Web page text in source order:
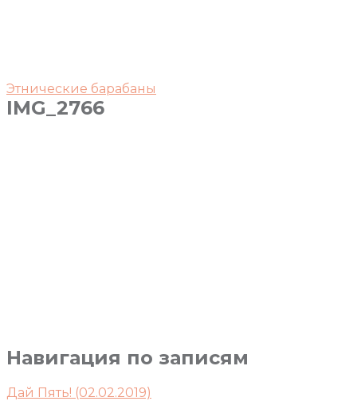
Этнические барабаны
IMG_2766
Навигация по записям
Дай Пять! (02.02.2019)